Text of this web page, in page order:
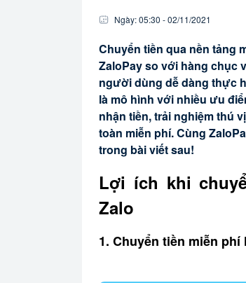
Ngày:05:30 -02/11/2021
Chuyển tiền qua nền tảng
ZaloPay so với hàng chục
người dùng dễ dàng thực
là mô hình với nhiều ưu
nhận tiền, trải nghiệm thú
toàn miễn phí. Cùng
trong bài viết sau!
Lợi ích khi
Zalo
1. Chuyển tiền miễn phí